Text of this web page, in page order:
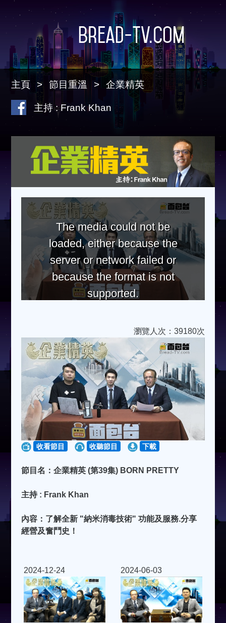
Bread-TV.com
主頁 節目重溫 企業精英
主持 : Frank Khan
The media could not be
loaded, either because the
server or network failed or
because the format is not
supported.
瀏覽人次：39180次
收看節目 收聽節目 下載
節目名：企業精英 (第39集) BORN PRETTY
主持 : Frank Khan
內容：了解全新 "納米消毒技術" 功能及服務.分享
經營及奮鬥史！
2024-12-24 2024-06-03